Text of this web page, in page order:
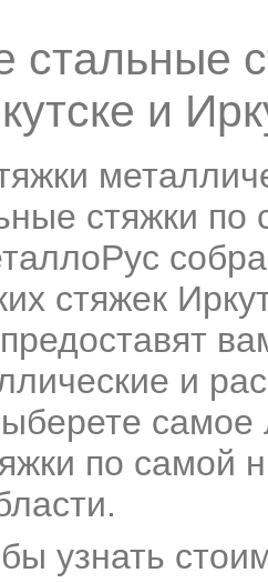
стальные
и
стяжки по
стяжек
и
по самой
узнать